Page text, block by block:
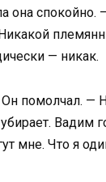
она
— никак.
помолчал. —
Вадим
мне. Что я